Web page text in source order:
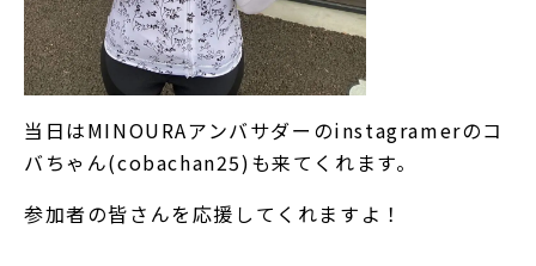
当日はMINOURAアンバサダーのinstagramerのコ
バちゃん(cobachan25)も来てくれます。
参加者の皆さんを応援してくれますよ！